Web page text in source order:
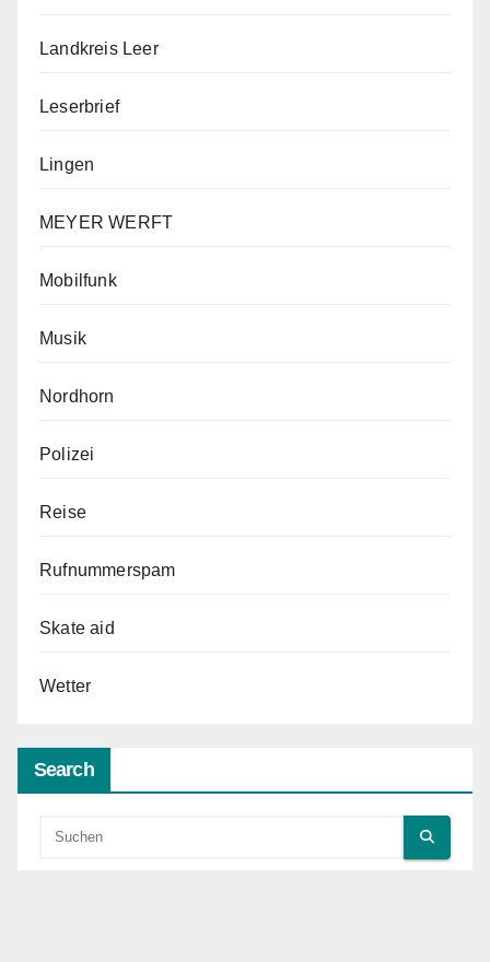
Landkreis Leer
Leserbrief
Lingen
MEYER WERFT
Mobilfunk
Musik
Nordhorn
Polizei
Reise
Rufnummerspam
Skate aid
Wetter
Search